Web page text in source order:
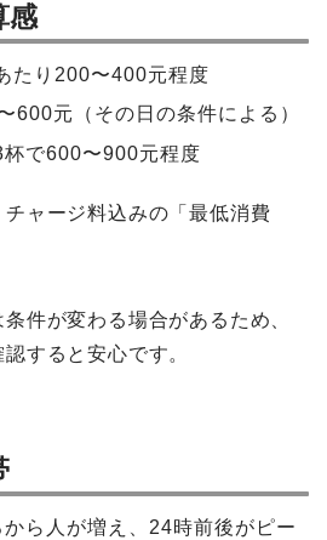
感
たり200〜400元程度
600元（その日の条件による）
杯で600〜900元程度
ャージ料込みの「最低消費
件が変わる場合があるため、
すると安心です。
から人が増え、24時前後がピー